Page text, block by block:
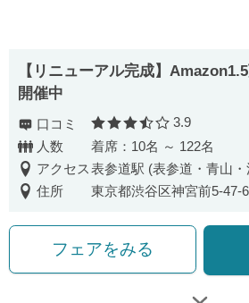
【リニューアル完成】
開催中
口コミ 口コミ評価
3.9
人数
着席：10名 ～ 122名
アクセス表参道駅 (表参道・青山・
住所
東京都渋谷区神宮前5-47-6
フェアをみる